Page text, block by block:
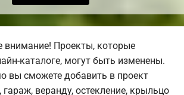
Проекты, которые
каталоге, могут быть изменены.
вы сможете добавить в проект
гараж, веранду, остекление, крыльцо